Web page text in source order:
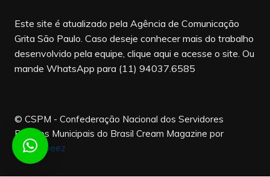
Este site é atualizado pela Agência de Comunicação
Grita São Paulo. Caso deseje conhecer mais do trabalho
desenvolvido pela equipe, clique aqui e acesse o site. Ou
mande WhatsApp para (11) 94037.6585
© CSPM - Confederação Nacional dos Servidores
Públicos Municipais do Brasil Cream Magazine por
Themebeez